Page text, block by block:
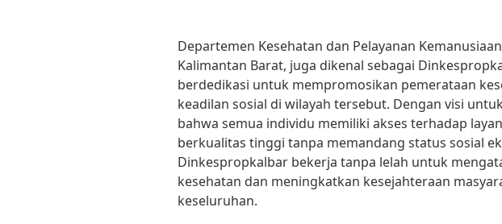
Departemen Kesehatan dan Pelayanan
Kalimantan Barat, juga dikenal sebagai
berdedikasi untuk mempromosikan pemerataan
keadilan sosial di wilayah tersebut. Dengan visi
bahwa semua individu memiliki akses terhadap
berkualitas tinggi tanpa memandang status sosial
Dinkespropkalbar bekerja tanpa lelah untuk
kesehatan dan meningkatkan kesejahteraan
keseluruhan.